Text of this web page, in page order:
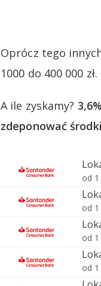
Oprócz tego
1000 do 400 000 zł.
A ile zyskamy?
zdeponować